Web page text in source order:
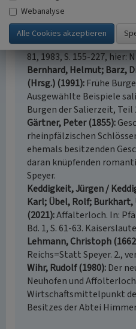
Pfalz. Mittelalter und
84, S. 73-189. , Nr. 308, S.
Bernhard, Helmut (1978)
Pfalz. Mittelalter und
81, 1983, S. 155-227, hier:
Bernhard, Helmut; Barz,
(Hrsg.) (1991) Frühe
Ausgewählte Beispiele
Burgen der Salierzeit, Teil
Gärtner, Peter (1855)
rheinpfälzischen
ehemals besitzenden
daran knüpfenden
Speyer.
Keddigkeit, Jürgen /
Karl; Übel, Rolf; Burkhart,
(2021) Affalterloch. In:
Bd. 1, S. 61-63.
Lehmann, Christoph
Reichs=Statt Speyer. 2.,
Wihr, Rudolf (1980) Der
Neuhofen und
Wirtschaftsmittelpunkt
Besitzes der Abtei
Webanalyse